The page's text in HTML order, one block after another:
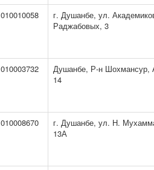
010010058
г. Душанбе, ул.
Раджабовых, 3
010003732
Душанбе, Р-н Шохмансур,
14
010008670
г. Душанбе, ул. Н.
13А